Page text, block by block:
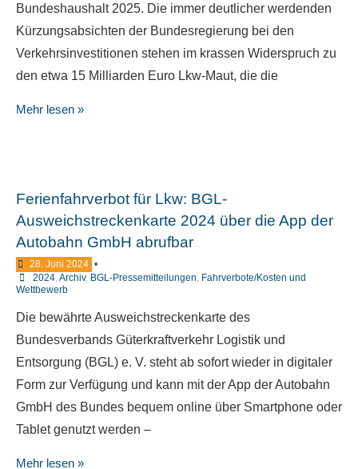
Bundeshaushalt 2025. Die immer deutlicher werdenden
Kürzungsabsichten der Bundesregierung bei den
Verkehrsinvestitionen stehen im krassen Widerspruch zu
den etwa 15 Milliarden Euro Lkw-Maut, die die
Mehr lesen »
Ferienfahrverbot für Lkw: BGL-
Ausweichstreckenkarte 2024 über die App der
Autobahn GmbH abrufbar
28. Juni 2024 •
2024 Archiv, BGL-Pressemitteilungen Fahrverbote/Kosten und
Wettbewerb
Die bewährte Ausweichstreckenkarte des
Bundesverbands Güterkraftverkehr Logistik und
Entsorgung (BGL) e. V. steht ab sofort wieder in digitaler
Form zur Verfügung und kann mit der App der Autobahn
GmbH des Bundes bequem online über Smartphone oder
Tablet genutzt werden –
Mehr lesen »